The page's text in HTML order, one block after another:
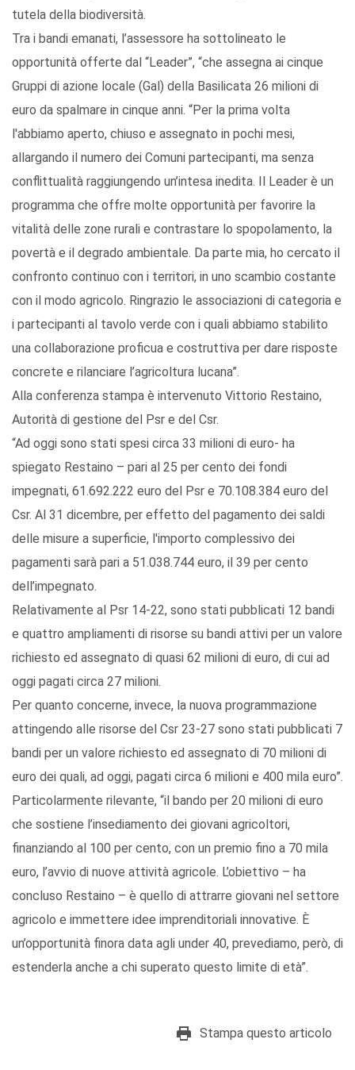
tutela della biodiversità.
Tra i bandi emanati, l’assessore ha sottolineato le
opportunità offerte dal “Leader”, “che assegna ai cinque
Gruppi di azione locale (Gal) della Basilicata 26 milioni di
euro da spalmare in cinque anni. “Per la prima volta
l'abbiamo aperto, chiuso e assegnato in pochi mesi,
allargando il numero dei Comuni partecipanti, ma senza
conflittualità raggiungendo un’intesa inedita. Il Leader è un
programma che offre molte opportunità per favorire la
vitalità delle zone rurali e contrastare lo spopolamento, la
povertà e il degrado ambientale. Da parte mia, ho cercato il
confronto continuo con i territori, in uno scambio costante
con il modo agricolo. Ringrazio le associazioni di categoria e
i partecipanti al tavolo verde con i quali abbiamo stabilito
una collaborazione proficua e costruttiva per dare risposte
concrete e rilanciare l’agricoltura lucana”.
Alla conferenza stampa è intervenuto Vittorio Restaino,
Autorità di gestione del Psr e del Csr.
“Ad oggi sono stati spesi circa 33 milioni di euro- ha
spiegato Restaino – pari al 25 per cento dei fondi
impegnati, 61.692.222 euro del Psr e 70.108.384 euro del
Csr. Al 31 dicembre, per effetto del pagamento dei saldi
delle misure a superficie, l'importo complessivo dei
pagamenti sarà pari a 51.038.744 euro, il 39 per cento
dell’impegnato.
Relativamente al Psr 14-22, sono stati pubblicati 12 bandi
e quattro ampliamenti di risorse su bandi attivi per un valore
richiesto ed assegnato di quasi 62 milioni di euro, di cui ad
oggi pagati circa 27 milioni.
Per quanto concerne, invece, la nuova programmazione
attingendo alle risorse del Csr 23-27 sono stati pubblicati 7
bandi per un valore richiesto ed assegnato di 70 milioni di
euro dei quali, ad oggi, pagati circa 6 milioni e 400 mila euro”.
Particolarmente rilevante, “il bando per 20 milioni di euro
che sostiene l’insediamento dei giovani agricoltori,
finanziando al 100 per cento, con un premio fino a 70 mila
euro, l’avvio di nuove attività agricole. L’obiettivo – ha
concluso Restaino – è quello di attrarre giovani nel settore
agricolo e immettere idee imprenditoriali innovative. È
un’opportunità finora data agli under 40, prevediamo, però, di
estenderla anche a chi superato questo limite di età”.
Stampa questo articolo